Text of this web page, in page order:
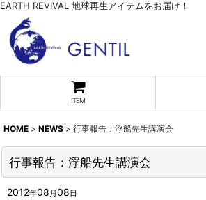
EARTH REVIVAL 地球再生アイテムをお届け！
ITEM
HOME > NEWS > 行事報告：浮船先生講演会
行事報告：浮船先生講演会
2012年08 月 08 日